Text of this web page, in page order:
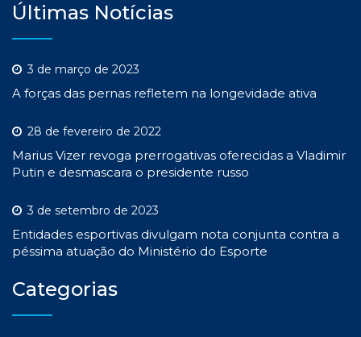
Últimas Notícias
3 de março de 2023
A forças das pernas refletem na longevidade ativa
28 de fevereiro de 2022
Marius Vizer revoga prerrogativas oferecidas a Vladimir
Putin e desmascara o presidente russo
3 de setembro de 2023
Entidades esportivas divulgam nota conjunta contra a
péssima atuação do Ministério do Esporte
Categorias